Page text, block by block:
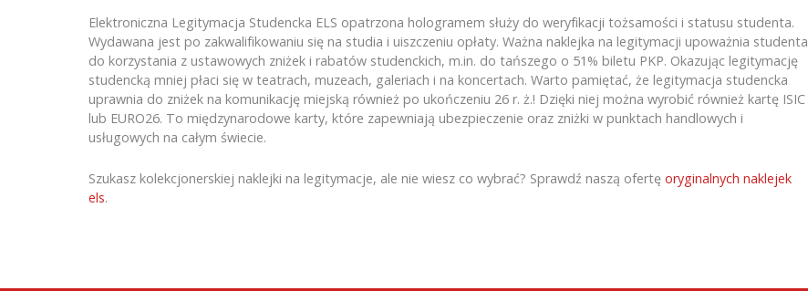
Elektroniczna Legitymacja Studencka ELS opatrzona hologramem służy do weryfikacji tożsamości i statusu studenta.
Wydawana jest po zakwalifikowaniu się na studia i uiszczeniu opłaty. Ważna naklejka na legitymacji upoważnia studenta
do korzystania z ustawowych zniżek i rabatów studenckich, m.in. do tańszego o 51% biletu PKP. Okazując legitymację
studencką mniej płaci się w teatrach, muzeach, galeriach i na koncertach. Warto pamiętać, że legitymacja studencka
uprawnia do zniżek na komunikację miejską również po ukończeniu 26 r. ż.! Dzięki niej można wyrobić również kartę ISIC
lub EURO26. To międzynarodowe karty, które zapewniają ubezpieczenie oraz zniżki w punktach handlowych i
usługowych na całym świecie.
Szukasz kolekcjonerskiej naklejki na legitymacje, ale nie wiesz co wybrać? Sprawdź naszą ofertę oryginalnych naklejek
els.